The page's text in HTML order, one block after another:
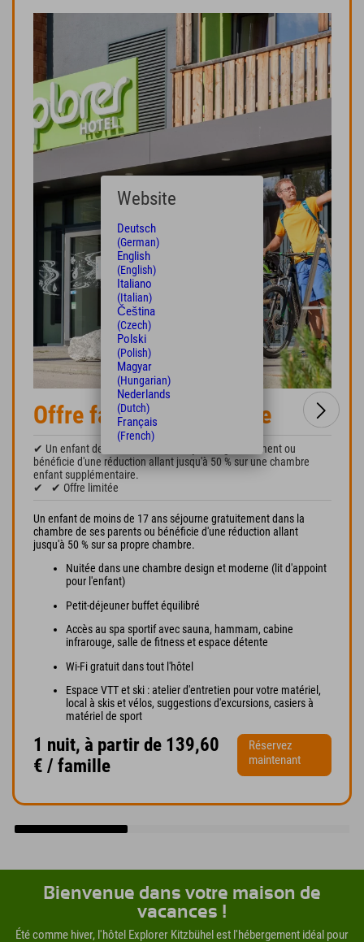
Offre familiale heureuse
✔ Un enfant de moins de 17 ans séjourne gratuitement ou
bénéficie d'une réduction allant jusqu'à 50 % sur une chambre
enfant supplémentaire.
✔
✔ Offre limitée
Un enfant de moins de 17 ans séjourne gratuitement dans la
chambre de ses parents ou bénéficie d'une réduction allant
jusqu'à 50 % sur sa propre chambre.
Nuitée dans une chambre design et moderne (lit d'appoint
pour l'enfant)
Petit-déjeuner buffet équilibré
Accès au spa sportif avec sauna, hammam, cabine
infrarouge, salle de fitness et espace détente
Wi-Fi gratuit dans tout l'hôtel
Espace VTT et ski : atelier d'entretien pour votre matériel,
local à skis et vélos, suggestions d'excursions, casiers à
matériel de sport
1 nuit, à partir de 139,60
€ / famille
Réservez
maintenant
Bienvenue dans votre maison de
vacances !
Été comme hiver, l'hôtel Explorer Kitzbühel est l'hébergement idéal pour
Website
Deutsch
(German)
English
(English)
Italiano
(Italian)
Čeština
(Czech)
Polski
(Polish)
Magyar
(Hungarian)
Nederlands
(Dutch)
Français
(French)